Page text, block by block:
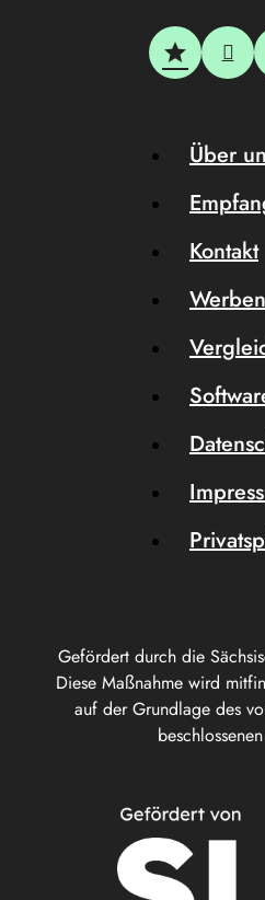
Gefördert durch die
Diese Maßnahme wird
auf der Grundlage des
Über
Kontakt
Werben